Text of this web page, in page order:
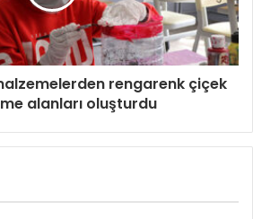
rengarenk çiçek
alanları oluşturdu